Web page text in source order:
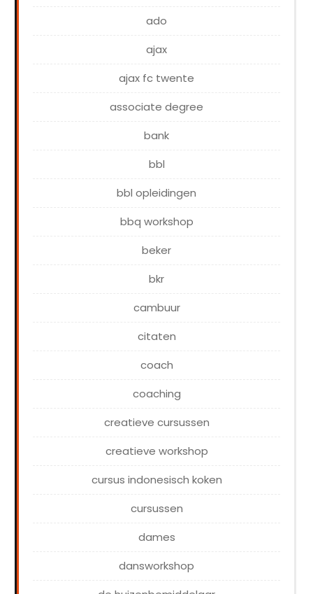
ado
ajax
ajax fc twente
associate degree
bank
bbl
bbl opleidingen
bbq workshop
beker
bkr
cambuur
citaten
coach
coaching
creatieve cursussen
creatieve workshop
cursus indonesisch koken
cursussen
dames
dansworkshop